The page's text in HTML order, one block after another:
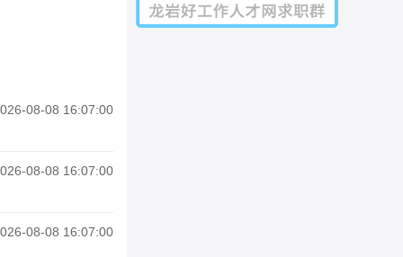
08-08 16:07:00
08-08 16:07:00
08-08 16:07:00